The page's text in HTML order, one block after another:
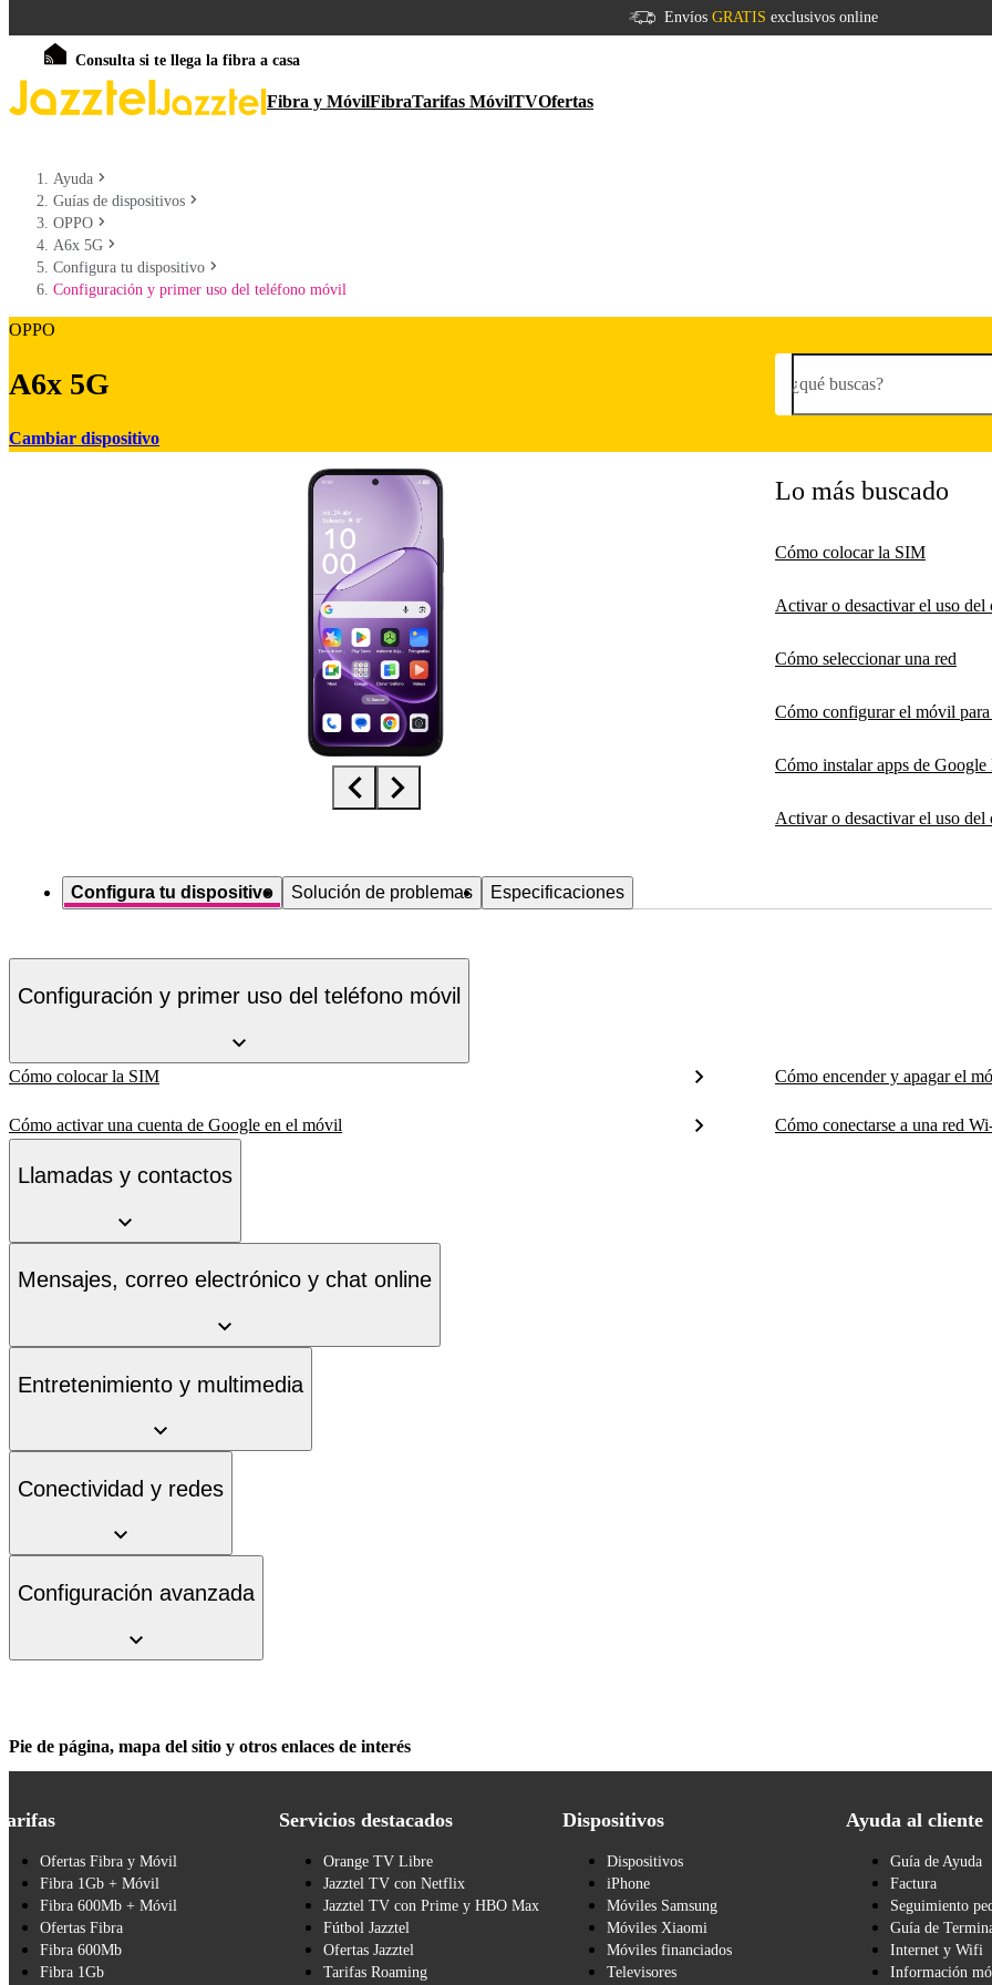
Envíos GRATIS exclusivos online
Consulta si te llega la fibra a casa
Fibra y MóvilFibraTarifas MóvilTVOfertas
Ayuda
Guías de dispositivos
OPPO
A6x 5G
Configura tu dispositivo
Configuración y primer uso del teléfono móvil
OPPO
A6x 5G
Cambiar dispositivo
¿qué buscas?
Lo más buscado
Cómo colocar la SIM
Activar o desactivar el uso del
Cómo seleccionar una red
Cómo configurar el móvil
Cómo instalar apps de Google
Activar o desactivar el uso del
Configura tu dispositivo Solución de problemas Especificaciones
Configuración y primer uso del teléfono móvil
Cómo colocar la SIM Cómo encender y apagar el
Cómo activar una cuenta de Google en el móvil Cómo conectarse a una red
Llamadas y contactos
Mensajes, correo electrónico y chat online
Entretenimiento y multimedia
Conectividad y redes
Configuración avanzada
Pie de página, mapa del sitio y otros enlaces de interés
Ofertas Fibra y Móvil
Fibra 1Gb + Móvil
Fibra 600Mb + Móvil
Ofertas Fibra
Fibra 600Mb
Fibra 1Gb
Servicios destacados
Orange TV Libre
Jazztel TV con Netflix
Jazztel TV con Prime y HBO Max
Fútbol Jazztel
Ofertas Jazztel
Tarifas Roaming
Dispositivos
Dispositivos
iPhone
Móviles Samsung
Móviles Xiaomi
Móviles financiados
Televisores
Ayuda al cliente
Guía de Ayuda
Factura
Seguimiento
Guía de
Internet y Wifi
Información